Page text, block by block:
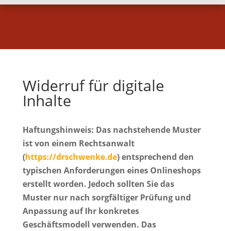
Widerruf für digitale
Inhalte
Haftungshinweis: Das nachstehende Muster
ist von einem Rechtsanwalt
(https://drschwenke.de) entsprechend den
typischen Anforderungen eines Onlineshops
erstellt worden. Jedoch sollten Sie das
Muster nur nach sorgfältiger Prüfung und
Anpassung auf Ihr konkretes
Geschäftsmodell verwenden. Das